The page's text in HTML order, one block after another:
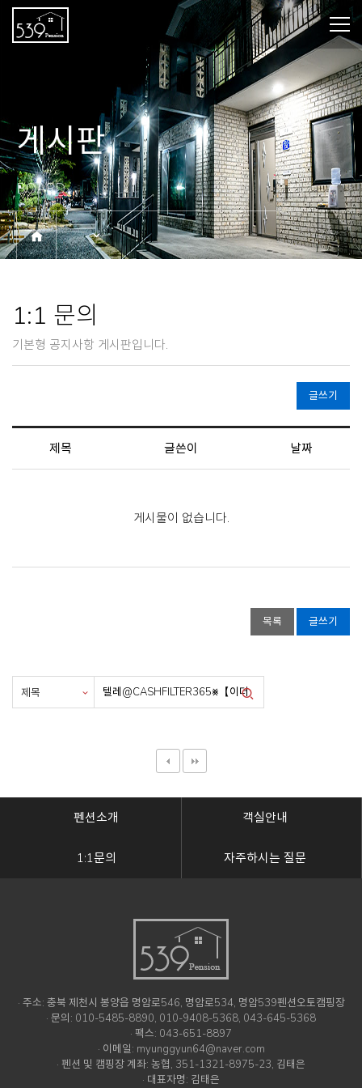
게시판
BOARD
1:1 문의
기본형 공지사항 게시판입니다.
글쓰기
제목 글쓴이 날짜
게시물이 없습니다.
목록 글쓰기
펜션소개 객실안내
1:1문의 자주하시는 질문
· 주소: 충북 제천시 봉양읍 명암로546, 명암로534, 명암539펜션오토캠핑장
· 문의: 010-5485-8890, 010-9408-5368, 043-645-5368
· 팩스: 043-651-8897
· 이메일: myunggyun64@naver.com
· 펜션 및 캠핑장 계좌: 농협, 351-1321-8975-23, 김태은
· 대표자명: 김태은